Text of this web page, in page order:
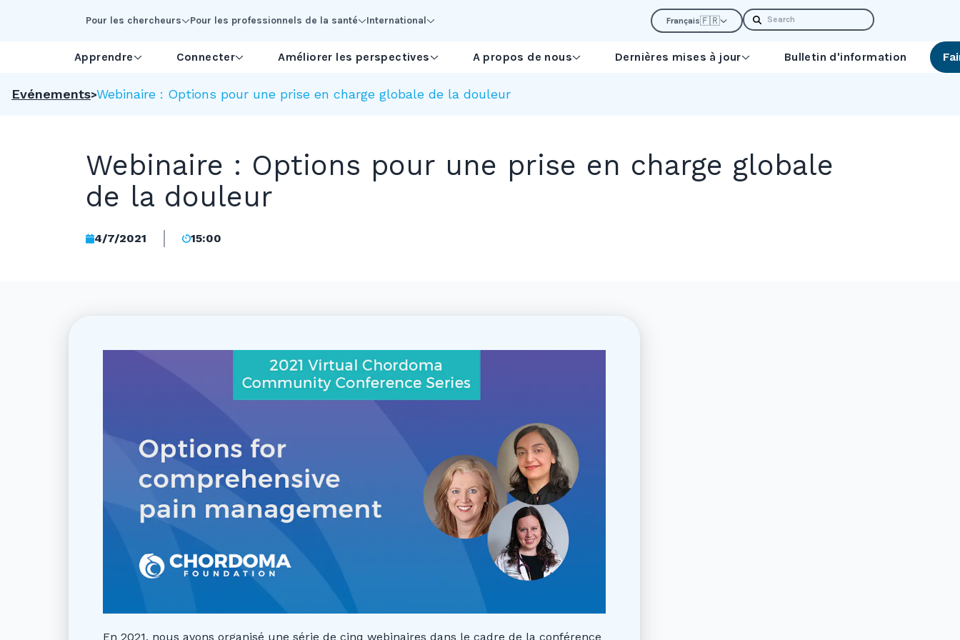
Pour les chercheurs Pour les professionnels de la santé International Français🇫🇷 Search
Apprendre Connecter Améliorer les perspectives A propos de nous Dernières mises à jour Bulletin d'information
Evénements Webinaire : Options pour une prise en charge globale de la douleur
Webinaire : Options pour une prise en charge globale
de la douleur
4/7/2021 15:00
En 2021, nous avons organisé une série de cinq webinaires dans le cadre de la conférence